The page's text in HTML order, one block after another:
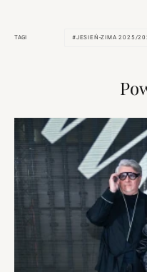
TAGI JESIEŃ-ZIMA 2025/